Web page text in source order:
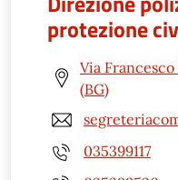
protezione
Via
(BG)
035399117